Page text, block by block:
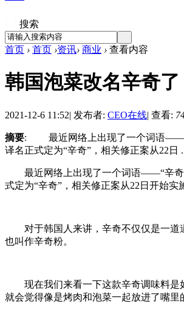
搜索
首页 › 首页 ›资讯› 商业 › 查看内容
韩国泡菜改名辛奇
2021-12-6 11:52| 发布者: CEO在线| 查看:
摘要: 最近网络上出现了一个词语——“辛
译名正式定为“辛奇”，相关修正案从22日
最近网络上出现了一个词语——“辛奇”
式定为“辛奇”，相关修正案从22日开始实
对于韩国人来讲，辛奇不仅仅是一道道
也叫作辛奇粉。
现在我们来看一下这款辛奇调味料是如
就会觉得像是烤肉和泡菜一起放进了嘴里